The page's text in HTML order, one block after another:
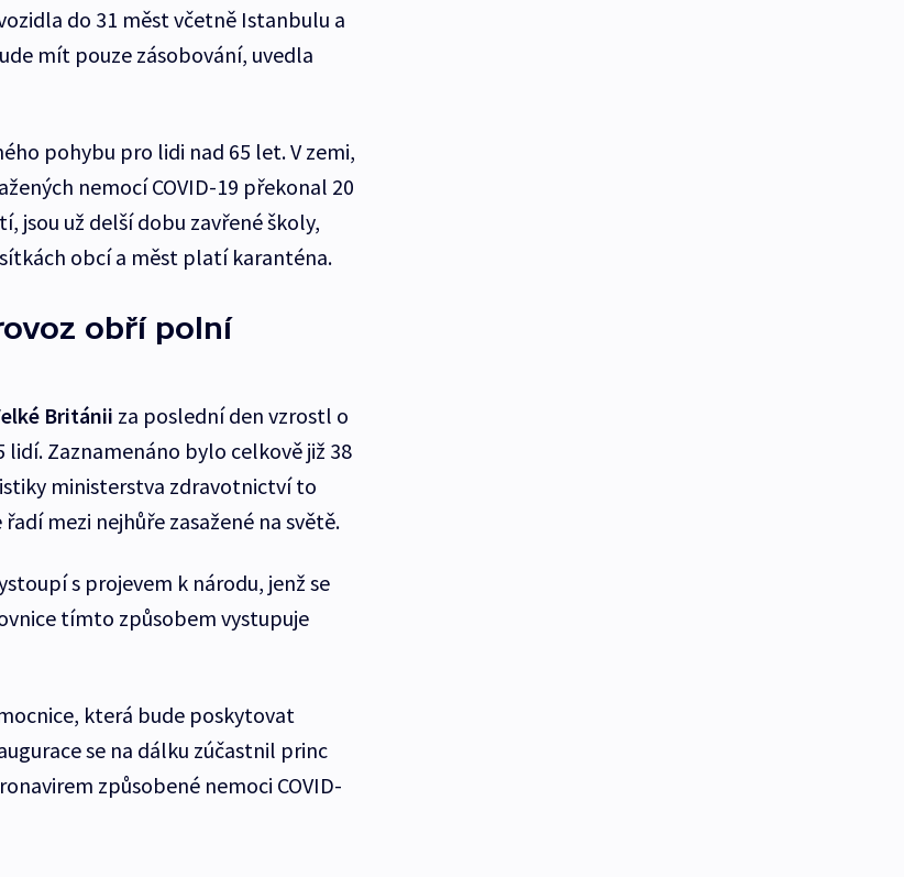
do 31 měst včetně Istanbulu a
mít pouze zásobování, uvedla
pohybu pro lidi nad 65 let. V zemi,
nemocí COVID-19 překonal 20
jsou už delší dobu zavřené školy,
obcí a měst platí karanténa.
obří polní
Británii za poslední den vzrostl o
Zaznamenáno bylo celkově již 38
ministerstva zdravotnictví to
mezi nejhůře zasažené na světě.
s projevem k národu, jenž se
tímto způsobem vystupuje
která bude poskytovat
se na dálku zúčastnil princ
způsobené nemoci COVID-